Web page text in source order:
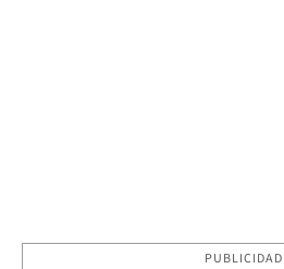
PUBLICIDAD